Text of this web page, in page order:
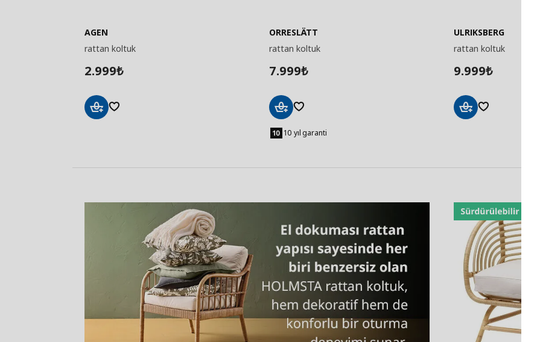
AGEN
rattan koltuk
2.999₺
ORRESLÄTT
rattan koltuk
7.999₺
Ekle 10 yıl garanti
ULRIKSBERG
rattan koltuk
9.999₺